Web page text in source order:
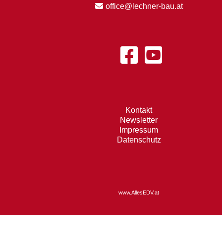
office@lechner-bau.at
Kontakt
Newsletter
Impressum
Datenschutz
www.AllesEDV.at